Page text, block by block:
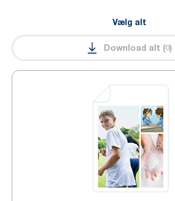
Vælg alt
Download alt (0)